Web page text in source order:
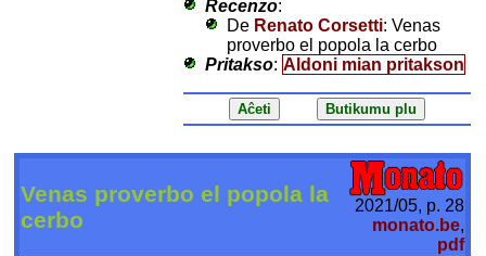
Recenzo:
De Renato Corsetti: Venas
proverbo el popola la cerbo
Pritakso: Aldoni mian pritakson
Venas proverbo el popola la
cerbo
2021/05, p. 28
monato.be,
pdf